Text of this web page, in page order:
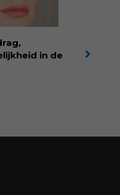
en veel begrip
hoofdstuk gratis
r?
in de